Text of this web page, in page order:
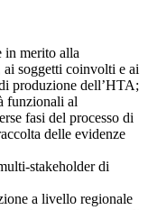
in merito alla
soggetti coinvolti e ai
produzione dell’HTA;
funzionali al
fasi del processo di
delle evidenze
stakeholder di
a livello regionale